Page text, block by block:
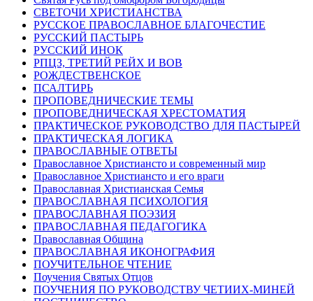
СВЕТОЧИ ХРИСТИАНСТВА
РУССКОЕ ПРАВОСЛАВНОЕ БЛАГОЧЕСТИЕ
РУССКИЙ ПАСТЫРЬ
РУССКИЙ ИНОК
РПЦЗ, ТРЕТИЙ РЕЙХ И ВОВ
РОЖДЕСТВЕНСКОЕ
ПСАЛТИРЬ
ПРОПОВЕДНИЧЕСКИЕ ТЕМЫ
ПРОПОВЕДНИЧЕСКАЯ ХРЕСТОМАТИЯ
ПРАКТИЧЕСКОЕ РУКОВОДСТВО ДЛЯ ПАСТЫРЕЙ
ПРАКТИЧЕСКАЯ ЛОГИКА
ПРАВОСЛАВНЫЕ ОТВЕТЫ
Православное Христиансто и современный мир
Православное Христиансто и его враги
Православная Христианская Семья
ПРАВОСЛАВНАЯ ПСИХОЛОГИЯ
ПРАВОСЛАВНАЯ ПОЭЗИЯ
ПРАВОСЛАВНАЯ ПЕДАГОГИКА
Православная Община
ПРАВОСЛАВНАЯ ИКОНОГРАФИЯ
ПОУЧИТЕЛЬНОЕ ЧТЕНИЕ
Поучения Святых Отцов
ПОУЧЕНИЯ ПО РУКОВОДСТВУ ЧЕТИИХ-МИНЕЙ